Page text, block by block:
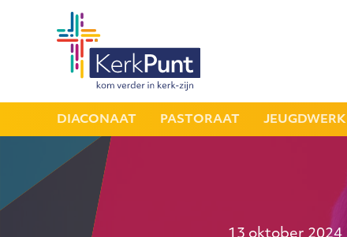
DIACONAAT PASTORAAT JEUGDWERK